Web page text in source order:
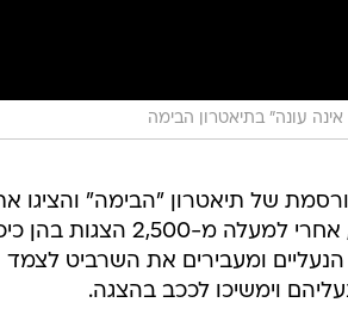
עונה" בתיאטרון הבימה
של תיאטרון "הבימה" והציגו
אחת ההצגות שהוצגו הכי הרבה פעמים על הבמה. עכשיו, אחרי למעלה מ-2,500
ומעבירים את השרביט לצמד
וימשיכו לככב בהצגה.